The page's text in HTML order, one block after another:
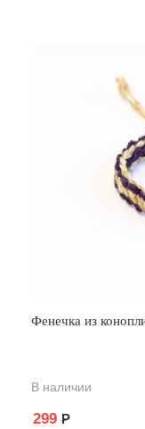
Фенечка из
В наличии
299 Р